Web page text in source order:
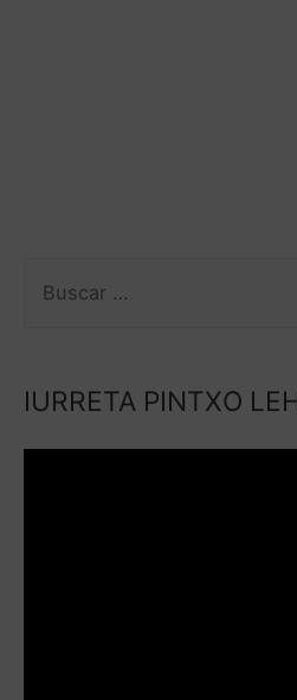
IURRETA PINTXO